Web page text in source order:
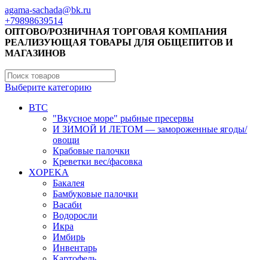
agama-sachada@bk.ru
+79898639514
ОПТОВО/РОЗНИЧНАЯ ТОРГОВАЯ КОМПАНИЯ
РЕАЛИЗУЮЩАЯ ТОВАРЫ ДЛЯ ОБЩЕПИТОВ И
МАГАЗИНОВ
Выберите категорию
BTC
"Вкусное море" рыбные пресервы
И ЗИМОЙ И ЛЕТОМ — замороженные ягоды/
овощи
Крабовые палочки
Креветки вес/фасовка
XOPEKA
Бакалея
Бамбуковые палочки
Васаби
Водоросли
Икра
Имбирь
Инвентарь